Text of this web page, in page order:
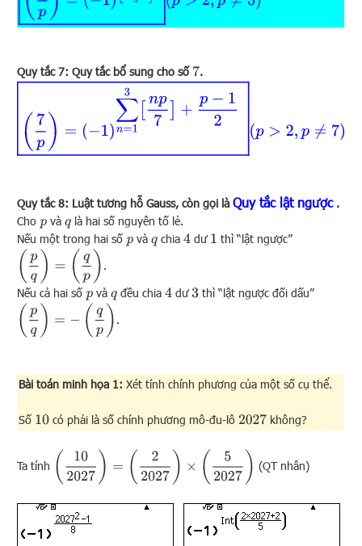
Quy tắc 7: Quy tắc bổ sung cho số 7.
np p
Quy tắc 8: Luật tương hỗ Gauss, còn gọi làQuy tắc lật ngược.
Cho p vàq là hai số nguyên tố lẻ.
Nếu một trong hai số p vàq chia4 dư 1 thì “lật ngược”
(p q) =(
.
Nếu cả hai số p vàq đều chia4 dư3 thì “lật ngược đối dấu”
(p q) =−
.
Bài toán minh họa 1: Xét tính chính phương của một số cụ thể.
Số 10có phải là số chính phương mô-đu-lô 2027 không?
Ta tính
(10 2027 )= 2027 ×( 2027
(QT nhân)